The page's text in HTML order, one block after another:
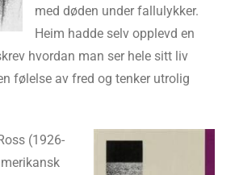
med døden under fallulykker.
Heim hadde selv opplevd en
hvordan man ser hele sitt liv
følelse av fred og tenker utrolig
(1926-